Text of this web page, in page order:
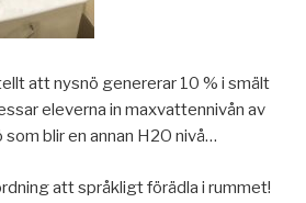
att nysnö genererar 10 % i smält
eleverna in maxvattennivån av
blir en annan H2O nivå…
att språkligt förädla i rummet!